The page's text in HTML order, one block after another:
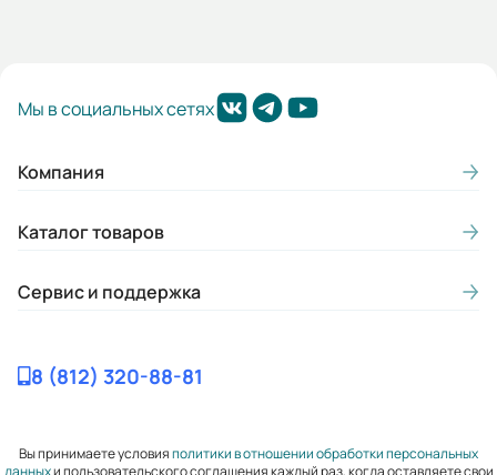
Вес (кг):
0.64x1.6x0.76
Мы в социальных сетях
Компания
Каталог товаров
Сервис и поддержка
8 (812) 320-88-81
Вы принимаете условияполитики в отношении обработки персональных
данныхи пользовательского соглашения каждый раз, когда оставляете свои